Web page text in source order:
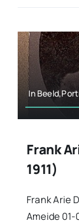
In
Frank
1911)
Frank Arie
Ameide